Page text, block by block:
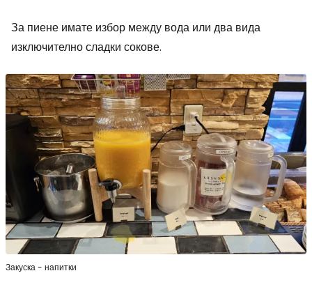
За пиене имате избор между вода или два вида
изключително сладки сокове.
Закуска - напитки